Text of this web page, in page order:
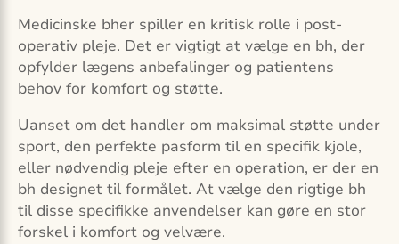
Medicinske bher spiller en kritisk rolle i post-
operativ pleje. Det er vigtigt at vælge en bh, der
opfylder lægens anbefalinger og patientens
behov for komfort og støtte.
Uanset om det handler om maksimal støtte under
sport, den perfekte pasform til en specifik kjole,
eller nødvendig pleje efter en operation, er der en
bh designet til formålet. At vælge den rigtige bh
til disse specifikke anvendelser kan gøre en stor
forskel i komfort og velvære.